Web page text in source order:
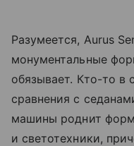
Разумеется, Aurus
монументальные
обязывает. Кто-то в
сравнения с
машины роднит
и светотехники,